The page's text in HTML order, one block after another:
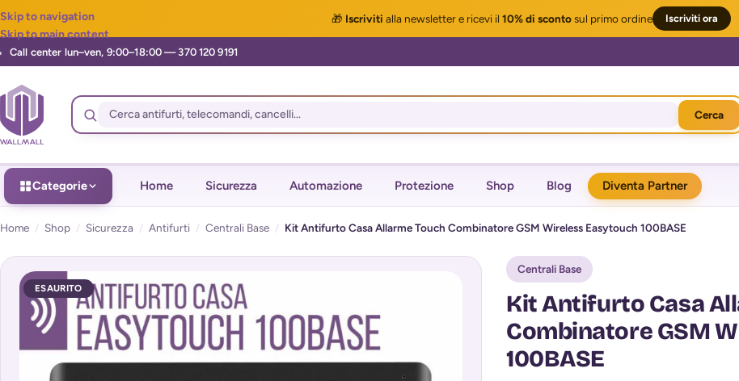
🎁 Iscriviti alla newslettere ricevi il 10% di scontosul primo ordine Iscriviti ora
Skip to navigation
Skip to main content
Cerca
Categorie Home Sicurezza Automazione Protezione Shop Blog Diventa Partner
Home / Shop / Sicurezza / Antifurti / Centrali Base / Kit Antifurto Casa Allarme Touch Combinatore GSM Wireless Easytouch 100BASE
ESAURITO
Centrali Base
Kit Antifurto Casa
Combinatore GSM
100BASE